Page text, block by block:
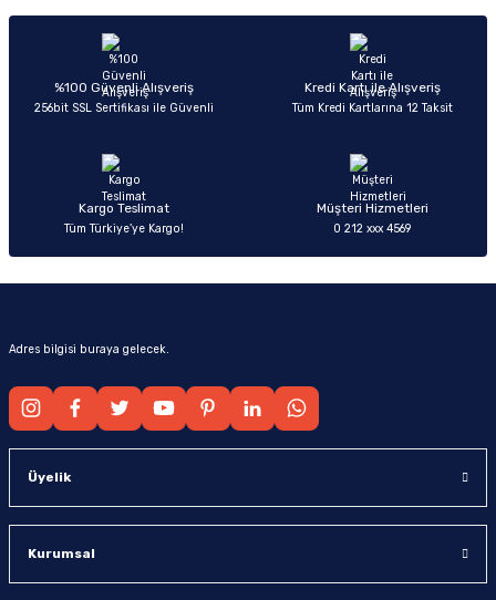
Ürün açıklamasında eksik bilgiler bulunuyor.
Ürün bilgilerinde hatalar bulunuyor.
Ürün fiyatı diğer sitelerden daha pahalı.
%100 Güvenli Alışveriş
256bit SSL Sertifikası ile Güvenli
Kredi Kartı ile Alışveriş
Tüm Kredi Kartlarına 12 Taksit
Kargo Teslimat
Tüm Türkiye’ye Kargo!
Müşteri Hizmetleri
0 212 xxx 4569
Adres bilgisi buraya gelecek.
Üyelik
Kurumsal